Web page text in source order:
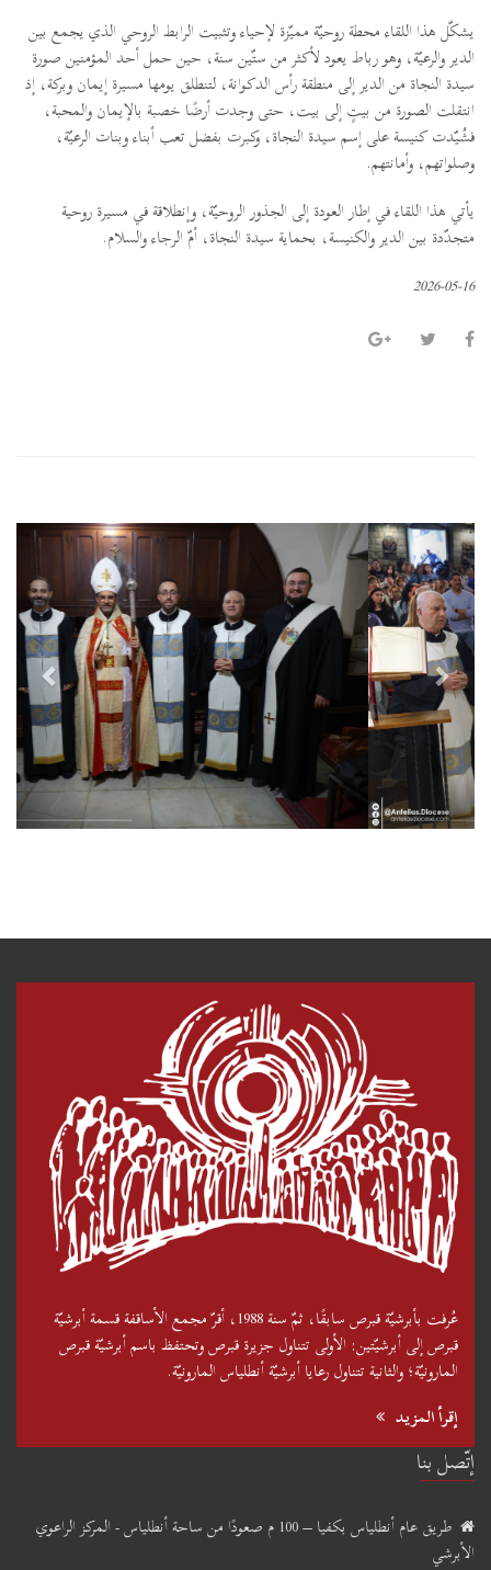
يشكّل هذا اللقاء محطة روحيّة مميّزة لإحياء وتثبيت الرابط الروحي الذي يجمع بين
الدير والرعيّة، وهو رباط يعود لأكثر من ستّين سنة، حين حمل أحد المؤمنين صورة
سيدة النجاة من الدير إلى منطقة رأس الدكوانة، لتنطلق يومها مسيرة إيمان وبركة، إذ
انتقلت الصورة من بيتٍ إلى بيت، حتى وجدت أرضًا خصبة بالإيمان والمحبة،
فشُيّدت كنيسة على إسم سيدة النجاة، وكبرت بفضل تعب أبناء وبنات الرعيّة،
وصلواتهم، وأمانتهم.
يأتي هذا اللقاء في إطار العودة إلى الجذور الروحيّة، وإنطلاقة في مسيرة روحية
متجدّدة بين الدير والكنيسة، بحماية سيدة النجاة، أمّ الرجاء والسلام.
2026-05-16
P
e
v
i
o
u
s
N
e
x
t
عُرفت بأبرشيّة قبرص سابقًا، ثمّ سنة 1988، أقرّ مجمع الأساقفة قسمة أبرشيّة
قبرص إلى أبرشيّتين: الأولى تتناول جزيرة قبرص وتحتفظ باسم أبرشيّة قبرص
المارونيّة؛ والثانية تتناول رعايا أبرشيّة أنطلياس المارونيّة.
إقرأ المزيد
إتّصل بنا
طريق عام أنطلياس بكفيا – 100 م صعودًا من ساحة أنطلياس - المركز الراعوي
الأبرشي